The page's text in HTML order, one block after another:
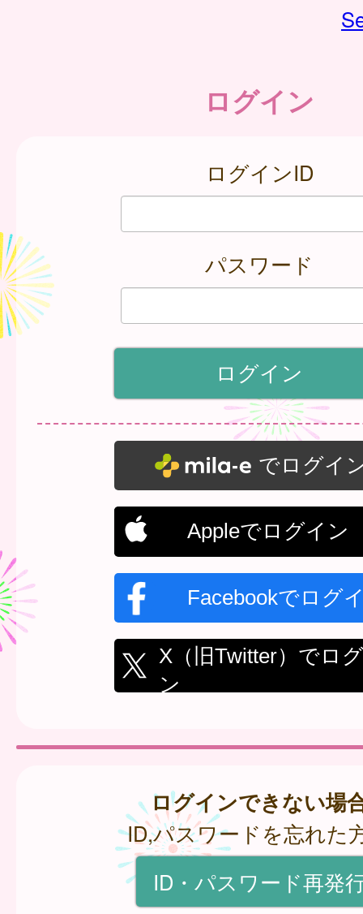
ログイン
ログインID
パスワード
でログイ
Appleでログイン
Facebookでログ
X（旧Twitter）でロ
ン
ログインできない場
ID,パスワードを忘れた
ID・パスワード再発